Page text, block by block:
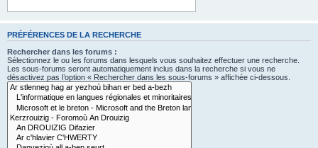
PRÉFÉRENCES DE LA RECHERCHE
Rechercher dans les forums :
Sélectionnez le ou les forums dans lesquels vous souhaitez effectuer une recherche.
Les sous-forums seront automatiquement inclus dans la recherche si vous ne
désactivez pas l’option « Rechercher dans les sous-forums » affichée ci-dessous.